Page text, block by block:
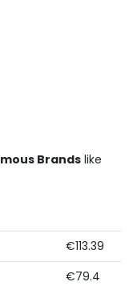
Brands like
€113.39
€79.4